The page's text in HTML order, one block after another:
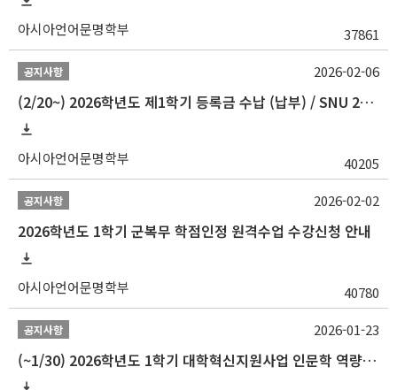
아시아언어문명학부 37861
공지사항
(2/20~) 2026학년도 제1학기 등록금 수납 (납부) / SNU 26-1 Tuition fee payment notice
아시아언어문명학부 40205
2026-02-06
공지사항
2026학년도 1학기 군복무 학점인정 원격수업 수강신청 안내
아시아언어문명학부 40780
2026-02-02
공지사항
(~1/30) 2026학년도 1학기 대학혁신지원사업 인문학 역량강화 학업지원금 지원 선발 안내(학·석·박사)
2026-01-23